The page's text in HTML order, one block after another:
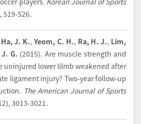
519-526.
Ha, J. K.,Yeom, C. H., Ra, H. J., Lim,
G. (2015). Are muscle strength and
uninjured lower lilmb weakened after
ligament injury? Two-year follow-up
The American Journal of Sports
3013-3021.